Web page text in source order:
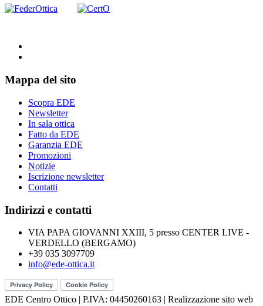
Mappa del sito
Scopra EDE
Newsletter
In sala ottica
Fatto da EDE
Garanzia EDE
Promozioni
Notizie
Iscrizione newsletter
Contatti
Indirizzi e contatti
VIA PAPA GIOVANNI XXIII, 5 presso CENTER LIVE -
VERDELLO (BERGAMO)
+39 035 3097709
info@ede-ottica.it
EDE Centro Ottico | P.IVA: 04450260163 | Realizzazione sito web